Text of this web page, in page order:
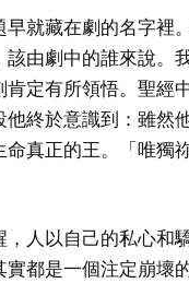
就藏在劇的名字裡
由劇中的誰來說。
定有所領悟。聖經
終於意識到：雖然
真正的王。「唯獨
人以自己的私心和
都是一個注定崩壞的